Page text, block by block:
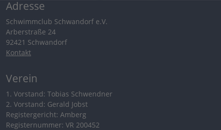
Adresse
Schwimmclub Schwandorf e.V.
Arberstraße 24
92421 Schwandorf
Kontakt
Verein
1. Vorstand: Tobias Schwendner
2. Vorstand: Gerald Jobst
Registergericht: Amberg
Registernummer: VR 200452